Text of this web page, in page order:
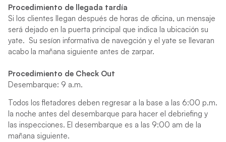
Procedimiento de llegada tardía
Si los clientes llegan después de horas de oficina, un mensaje
será dejado en la puerta principal que indica la ubicación su
yate. Su sesíon informativa de navegción y el yate se llevaran
acabo la mañana siguiente antes de zarpar.
Procedimiento de Check Out
Desembarque: 9 a.m.
Todos los fletadores deben regresar a la base a las 6:00 p.m.
la noche antes del desembarque para hacer el debriefing y
las inspecciones. El desembarque es a las 9:00 am de la
mañana siguiente.